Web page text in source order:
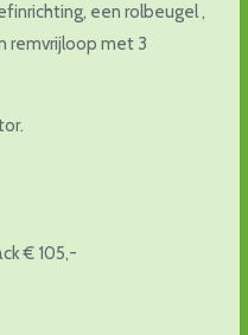
een rolbeugel ,
remvrijloop met 3
€ 105,-